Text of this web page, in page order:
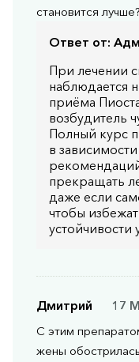
становится лучше?
Ответ от:
При лечении
наблюдается
приёма
возбудитель
Полный курс
в
прекращать
даже если
чтобы
устойчивости
Дмитрий
17
С этим
жены